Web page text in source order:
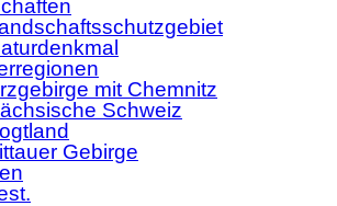
mit Chemnitz
Schweiz
Gebirge